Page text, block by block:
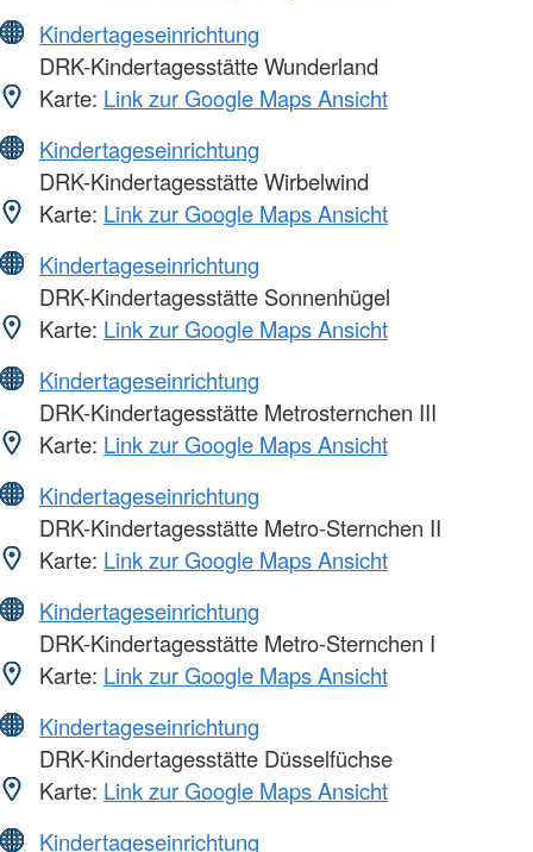
Kindertageseinrichtung
DRK-Kindertagesstätte Wunderland
Karte: Link zur Google Maps Ansicht
Kindertageseinrichtung
DRK-Kindertagesstätte Wirbelwind
Karte: Link zur Google Maps Ansicht
Kindertageseinrichtung
DRK-Kindertagesstätte Sonnenhügel
Karte: Link zur Google Maps Ansicht
Kindertageseinrichtung
DRK-Kindertagesstätte Metrosternchen III
Karte: Link zur Google Maps Ansicht
Kindertageseinrichtung
DRK-Kindertagesstätte Metro-Sternchen II
Karte: Link zur Google Maps Ansicht
Kindertageseinrichtung
DRK-Kindertagesstätte Metro-Sternchen I
Karte: Link zur Google Maps Ansicht
Kindertageseinrichtung
DRK-Kindertagesstätte Düsselfüchse
Karte: Link zur Google Maps Ansicht
Kindertageseinrichtung